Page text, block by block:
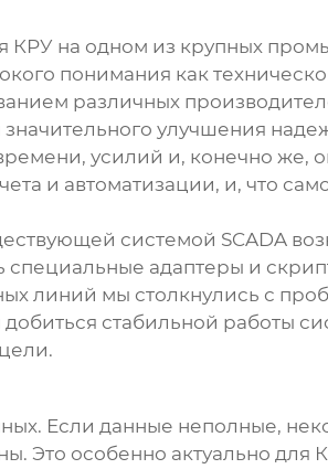
КРУ на одном из крупных
понимания как
различных
улучшения
усилий и, конечно же,
и автоматизации, и, что
системой SCADA
специальные адаптеры и
линий мы столкнулись с
стабильной работы
Если данные неполные,
Это особенно актуально для